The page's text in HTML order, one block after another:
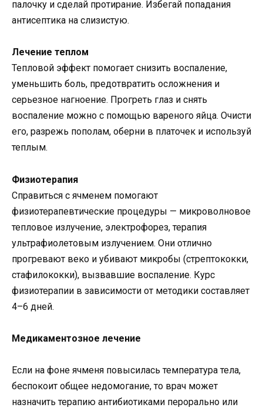
палочку и сделай протирание. Избегай попадания
антисептика на слизистую.
Лечение теплом
Тепловой эффект помогает снизить воспаление,
уменьшить боль, предотвратить осложнения и
серьезное нагноение. Прогреть глаз и снять
воспаление можно с помощью вареного яйца. Очисти
его, разрежь пополам, оберни в платочек и используй
теплым.
Физиотерапия
Справиться с ячменем помогают
физиотерапевтические процедуры — микроволновое
тепловое излучение, электрофорез, терапия
ультрафиолетовым излучением. Они отлично
прогревают веко и убивают микробы (стрептококки,
стафилококки), вызвавшие воспаление. Курс
физиотерапии в зависимости от методики составляет
4–6 дней.
Медикаментозное лечение
Если на фоне ячменя повысилась температура тела,
беспокоит общее недомогание, то врач может
назначить терапию антибиотиками перорально или